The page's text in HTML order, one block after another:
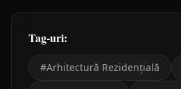
Tag-uri:
#Arhitectură Rezidențială